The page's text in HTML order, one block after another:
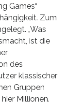
Games“
Zum
„Was
ist die
des
klassischer
Gruppen
Millionen.